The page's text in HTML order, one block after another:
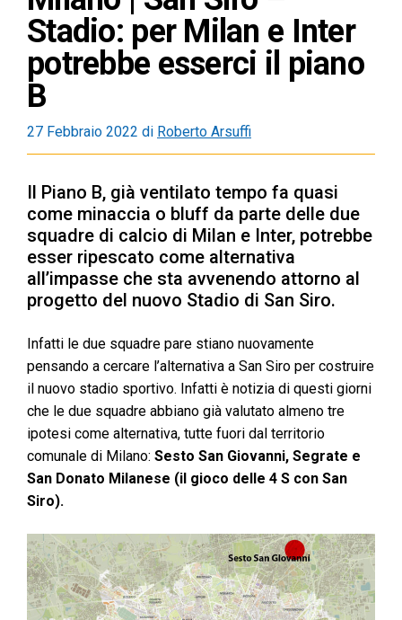
Stadio: per Milan e Inter
potrebbe esserci il piano
B
27 Febbraio 2022 di Roberto Arsuffi
Il Piano B, già ventilato tempo fa quasi
come minaccia o bluff da parte delle due
squadre di calcio di Milan e Inter, potrebbe
esser ripescato come alternativa
all’impasse che sta avvenendo attorno al
progetto del nuovo Stadio di San Siro.
Infatti le due squadre pare stiano nuovamente
pensando a cercare l’alternativa a San Siro per costruire
il nuovo stadio sportivo. Infatti è notizia di questi giorni
che le due squadre abbiano già valutato almeno tre
ipotesi come alternativa, tutte fuori dal territorio
comunale di Milano: Sesto San Giovanni, Segrate e
San Donato Milanese (il gioco delle 4 S con San
Siro).